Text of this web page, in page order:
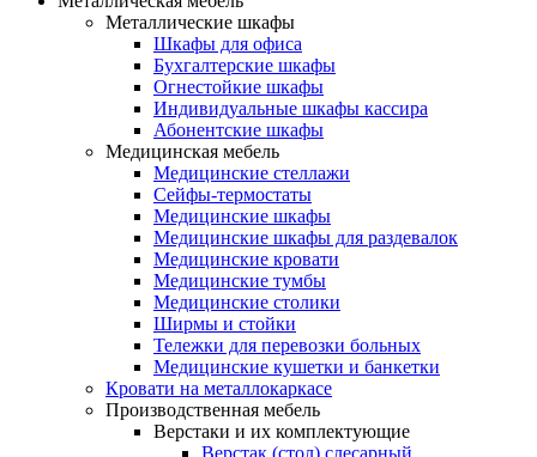
Металлические шкафы
Шкафы для офиса
Бухгалтерские шкафы
Огнестойкие шкафы
Индивидуальные шкафы кассира
Абонентские шкафы
Медицинская мебель
Медицинские стеллажи
Сейфы-термостаты
Медицинские шкафы
Медицинские шкафы для раздевалок
Медицинские кровати
Медицинские тумбы
Медицинские столики
Ширмы и стойки
Тележки для перевозки больных
Медицинские кушетки и банкетки
Кровати на металлокаркасе
Производственная мебель
Верстаки и их комплектующие
Верстак (стол) слесарный